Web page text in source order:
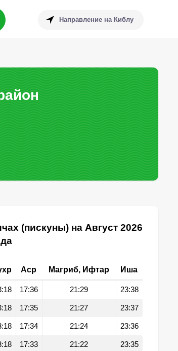
Направление на Киблу
(пискуны) на Август 2026
Аср Магриб, Ифтар Иша
17:36 21:29 23:38
17:35 21:27 23:37
17:34 21:24 23:36
17:33 21:22 23:35